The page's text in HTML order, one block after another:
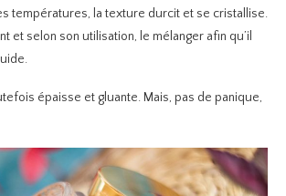
températures, la texture durcit et se cristallise.
et selon son utilisation, le mélanger afin qu’il
épaisse et gluante. Mais, pas de panique,